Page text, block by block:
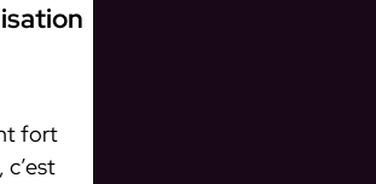
fort
c’est